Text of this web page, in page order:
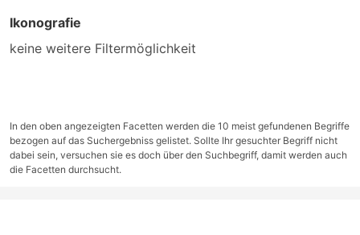
Ikonografie
keine weitere Filtermöglichkeit
In den oben angezeigten Facetten werden die 10 meist gefundenen Begriffe
bezogen auf das Suchergebniss gelistet. Sollte Ihr gesuchter Begriff nicht
dabei sein, versuchen sie es doch über den Suchbegriff, damit werden auch
die Facetten durchsucht.